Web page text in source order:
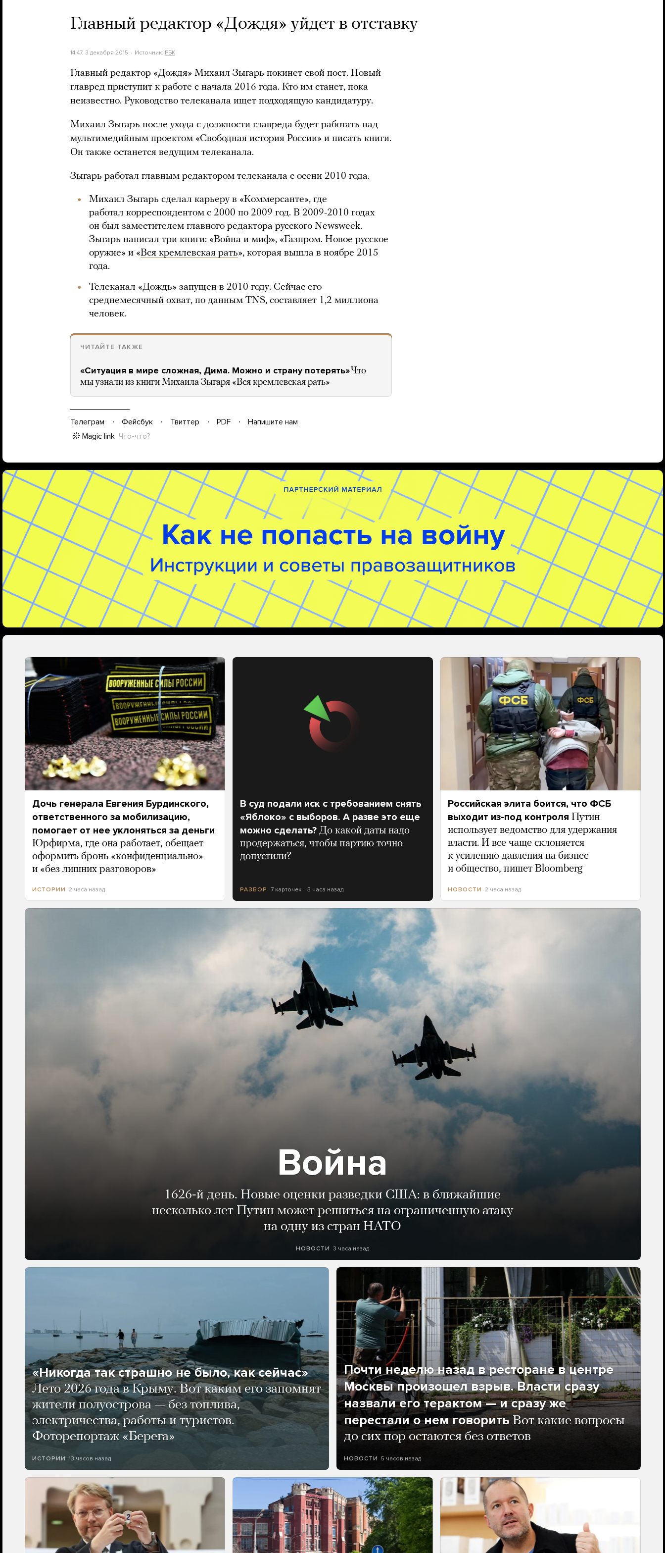
Главный редактор «Дождя» уйдет в отставку
14:47, 3 декабря 2015 Источник: РБК
Главный редактор «Дождя» Михаил Зыгарь покинет свой пост. Новый
главред приступит к работе с начала 2016 года. Кто им станет, пока
неизвестно. Руководство телеканала ищет подходящую кандидатуру.
Михаил Зыгарь после ухода с должности главреда будет работать над
мультимедийным проектом «Свободная история России» и писать книги.
Он также останется ведущим телеканала.
Зыгарь работал главным редактором телеканала с осени 2010 года.
Михаил Зыгарь сделал карьеру в «Коммерсанте», где
работал корреспондентом с 2000 по 2009 год. В 2009-2010 годах
он был заместителем главного редактора русского Newsweek.
Зыгарь написал три книги: «Война и миф», «Газпром. Новое русское
оружие» и «Вся кремлевская рать», которая вышла в ноябре 2015
года.
Телеканал «Дождь» запущен в 2010 году. Сейчас его
среднемесячный охват, по данным TNS, составляет 1,2 миллиона
человек.
ЧИТАЙТЕ ТАКЖЕ
«Ситуация в мире сложная, Дима. Можно и страну потерять»Что
мы узнали из книги Михаила Зыгаря «Вся кремлевская рать»
Телеграм Фейсбук Твиттер PDF
Напишите нам
Magic link Что-что?
Дочь генерала Евгения Бурдинского,
ответственного за мобилизацию,
помогает от нее уклоняться за деньги
Юрфирма, где она работает, обещает
оформить бронь «конфиденциально»
и «без лишних разговоров»
ИСТОРИИ 2 часа назад
В суд подали иск с требованием снять
«Яблоко» с выборов. А разве это еще
можно сделать? До какой даты надо
продержаться, чтобы партию точно
допустили?
РАЗБОР 7 карточек 3 часа назад
Российская элита боится, что ФСБ
выходит из-под контроля Путин
использует ведомство для удержания
власти. И все чаще склоняется
к усилению давления на бизнес
и общество, пишет Bloomberg
НОВОСТИ 2 часа назад
Война
1626-й день. Новые оценки разведки США: в ближайшие
несколько лет Путин может решиться на ограниченную атаку
на одну из стран НАТО
НОВОСТИ 3 часа назад
«Никогда так страшно не было, как сейчас»
Лето 2026 года в Крыму. Вот каким его запомнят
жители полуострова — без топлива,
электричества, работы и туристов.
Фоторепортаж «Берега»
ИСТОРИИ 13 часов назад
Почти неделю назад в ресторане в центре
Москвы произошел взрыв. Власти сразу
назвали его терактом — и сразу же
перестали о нем говорить Вот какие вопросы
до сих пор остаются без ответов
НОВОСТИ 5 часов назад